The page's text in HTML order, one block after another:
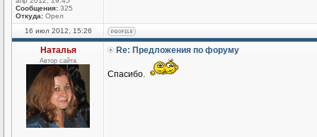
Сообщения: 325
Откуда: Орел
16 июл 2012, 15:26
Наталья
Автор сайта
Re: Предложения по форуму
Спасибо.